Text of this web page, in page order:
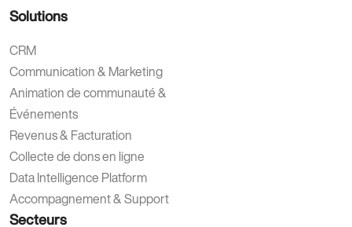
Solutions
CRM
Communication & Marketing
Animation de communauté &
Événements
Revenus & Facturation
Collecte de dons en ligne
Data Intelligence Platform
Accompagnement & Support
Secteurs